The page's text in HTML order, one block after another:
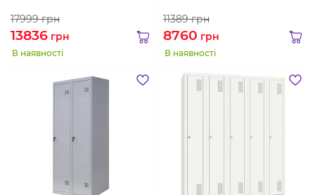
17999грн
13836 грн
В наявності
11389грн
8760 грн
В наявності